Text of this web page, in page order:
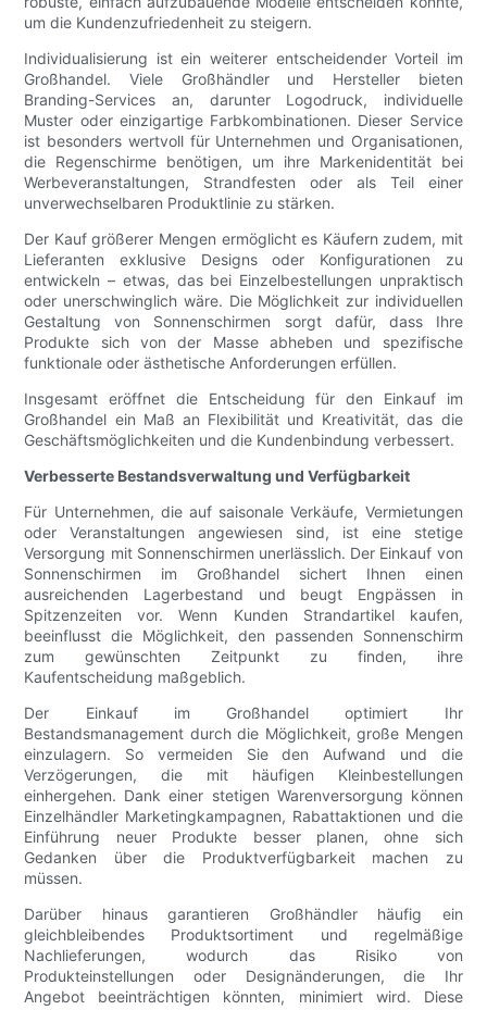
um die Kundenzufriedenheit zu steigern.
Individualisierung ist ein weiterer entscheidender Vorteil im
Großhandel. Viele Großhändler und Hersteller bieten
Branding-Services an, darunter Logodruck, individuelle
Muster oder einzigartige Farbkombinationen. Dieser Service
ist besonders wertvoll für Unternehmen und Organisationen,
die Regenschirme benötigen, um ihre Markenidentität bei
Werbeveranstaltungen, Strandfesten oder als Teil einer
unverwechselbaren Produktlinie zu stärken.
Der Kauf größerer Mengen ermöglicht es Käufern zudem, mit
Lieferanten exklusive Designs oder Konfigurationen zu
entwickeln – etwas, das bei Einzelbestellungen unpraktisch
oder unerschwinglich wäre. Die Möglichkeit zur individuellen
Gestaltung von Sonnenschirmen sorgt dafür, dass Ihre
Produkte sich von der Masse abheben und spezifische
funktionale oder ästhetische Anforderungen erfüllen.
Insgesamt eröffnet die Entscheidung für den Einkauf im
Großhandel ein Maß an Flexibilität und Kreativität, das die
Geschäftsmöglichkeiten und die Kundenbindung verbessert.
Verbesserte Bestandsverwaltung und Verfügbarkeit
Für Unternehmen, die auf saisonale Verkäufe, Vermietungen
oder Veranstaltungen angewiesen sind, ist eine stetige
Versorgung mit Sonnenschirmen unerlässlich. Der Einkauf von
Sonnenschirmen im Großhandel sichert Ihnen einen
ausreichenden Lagerbestand und beugt Engpässen in
Spitzenzeiten vor. Wenn Kunden Strandartikel kaufen,
beeinflusst die Möglichkeit, den passenden Sonnenschirm
zum gewünschten Zeitpunkt zu finden, ihre
Kaufentscheidung maßgeblich.
Der Einkauf im Großhandel optimiert Ihr
Bestandsmanagement durch die Möglichkeit, große Mengen
einzulagern. So vermeiden Sie den Aufwand und die
Verzögerungen, die mit häufigen Kleinbestellungen
einhergehen. Dank einer stetigen Warenversorgung können
Einzelhändler Marketingkampagnen, Rabattaktionen und die
Einführung neuer Produkte besser planen, ohne sich
Gedanken über die Produktverfügbarkeit machen zu
müssen.
Darüber hinaus garantieren Großhändler häufig ein
gleichbleibendes Produktsortiment und regelmäßige
Nachlieferungen, wodurch das Risiko von
Produkteinstellungen oder Designänderungen, die Ihr
Angebot beeinträchtigen könnten, minimiert wird. Diese